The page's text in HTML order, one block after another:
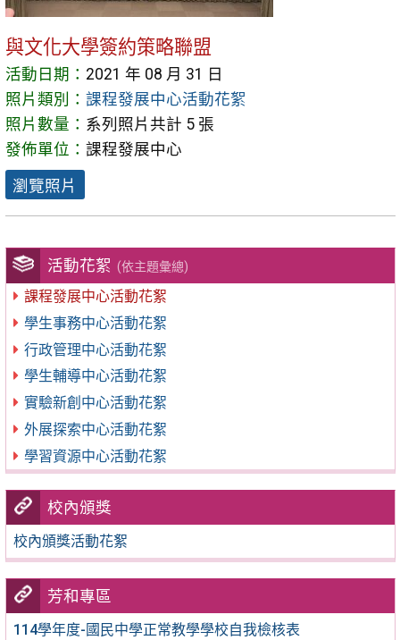
活動花絮 (依主題彙總)
課程發展中心活動花絮
學生事務中心活動花絮
行政管理中心活動花絮
學生輔導中心活動花絮
實驗新創中心活動花絮
外展探索中心活動花絮
學習資源中心活動花絮
校內頒獎
校內頒獎活動花絮
芳和專區
114學年度-國民中學正常教學學校自我檢核表
與文化大學簽約策略聯盟
活動日期： 2021 年 08 月 31 日
照片類別： 課程發展中心活動花絮
照片數量： 系列照片共計 5 張
發佈單位： 課程發展中心
瀏覽照片